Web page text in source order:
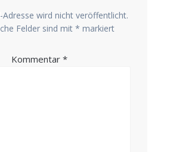
Adresse wird nicht veröffentlicht.
Felder sind mit * markiert
Kommentar *